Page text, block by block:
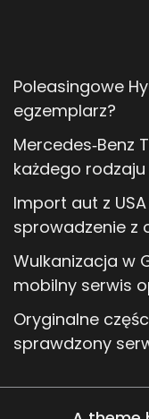
Poleasingowe
egzemplarz?
Mercedes‑Benz
każdego
Import aut z
sprowadzenie z
Wulkanizacja w
mobilny serwis
Oryginalne
sprawdzony